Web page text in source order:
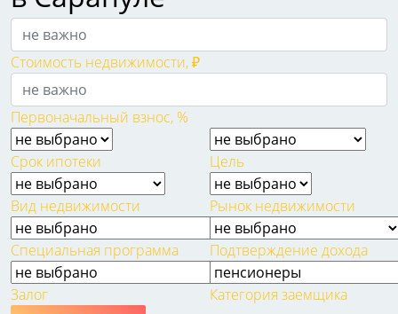
Стоимость недвижимости, ₽
Первоначальный взнос, %
Срок ипотеки Цель
Вид недвижимости Рынок недвижимости
Специальная программа Подтверждение дохода
Залог Категория заемщика